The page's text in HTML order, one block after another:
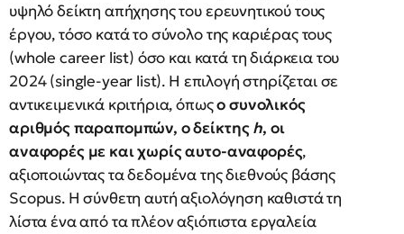
υψηλό δείκτη απήχησης του ερευνητικού τους
έργου, τόσο κατά το σύνολο της καριέρας τους
(whole career list) όσο και κατά τη διάρκεια του
2024 (single-year list). Η επιλογή στηρίζεται σε
αντικειμενικά κριτήρια, όπωςο συνολικός
αριθμός παραπομπών, ο δείκτηςh, οι
αναφορές με και χωρίς αυτο-αναφορές,
αξιοποιώντας τα δεδομένα της διεθνούς βάσης
Scopus. Η σύνθετη αυτή αξιολόγηση καθιστά τη
λίστα ένα από τα πλέον αξιόπιστα εργαλεία